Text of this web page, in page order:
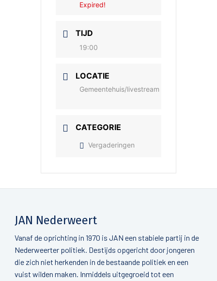
Expired!
TIJD
19:00
LOCATIE
Gemeentehuis/livestream
CATEGORIE
Vergaderingen
JAN Nederweert
Vanaf de oprichting in 1970 is JAN een stabiele partij in de
Nederweerter politiek. Destijds opgericht door jongeren
die zich niet herkenden in de bestaande politiek en een
vuist wilden maken. Inmiddels uitgegroeid tot een